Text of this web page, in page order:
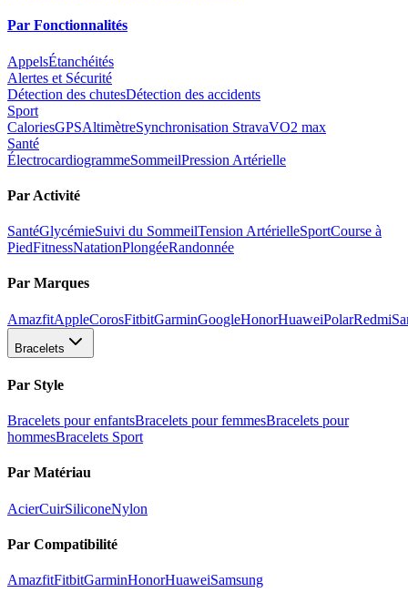
Par Fonctionnalités
AppelsÉtanchéités
Alertes et Sécurité
Détection des chutesDétection des accidents
Sport
CaloriesGPSAltimètreSynchronisation StravaVO2 max
Santé
ÉlectrocardiogrammeSommeilPression Artérielle
Par Activité
SantéGlycémieSuivi du SommeilTension ArtérielleSportCourse à
PiedFitnessNatationPlongéeRandonnée
Par Marques
AmazfitAppleCorosFitbitGarminGoogleHonorHuaweiPolarRedmi
Bracelets
Par Style
Bracelets pour enfantsBracelets pour femmesBracelets pour
hommesBracelets Sport
Par Matériau
AcierCuirSiliconeNylon
Par Compatibilité
AmazfitFitbitGarminHonorHuaweiSamsung